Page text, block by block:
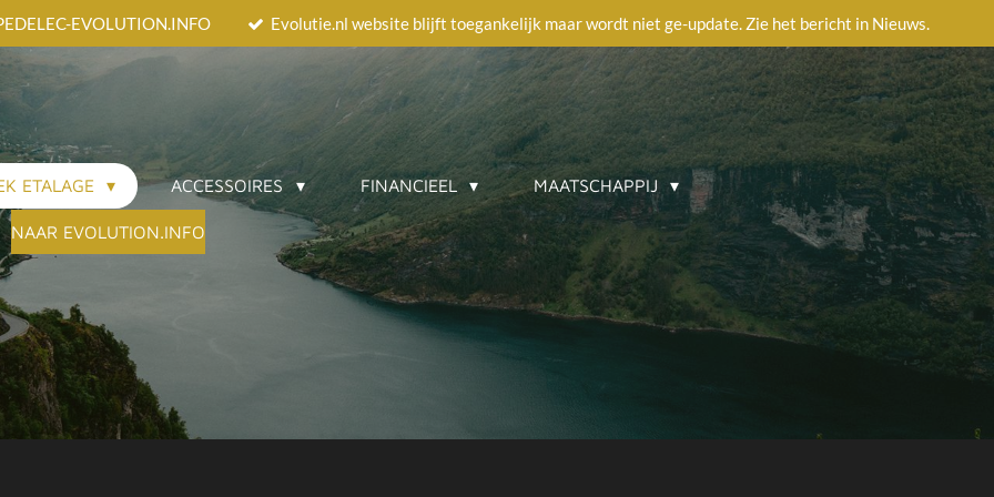
EVOLUTION.INFO Evolutie.nl website blijft toegankelijk maar wordt niet ge-update. Zie het bericht in Nieuws.
ETALAGE ACCESSOIRES FINANCIEEL MAATSCHAPPIJ
NAAR EVOLUTION.INFO